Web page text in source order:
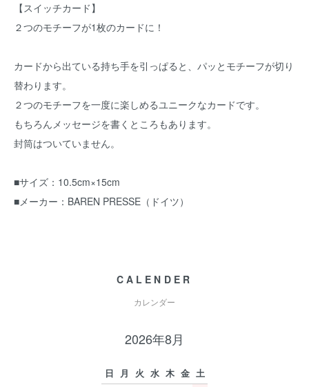
【スイッチカード】
２つのモチーフが1枚のカードに！
カードから出ている持ち手を引っぱると、パッとモチーフが切り
替わります。
２つのモチーフを一度に楽しめるユニークなカードです。
もちろんメッセージを書くところもあります。
封筒はついていません。
■サイズ：10.5cm×15cm
■メーカー：BAREN PRESSE（ドイツ）
CALENDER
カレンダー
2026年8月
日 月 火 水 木 金 土